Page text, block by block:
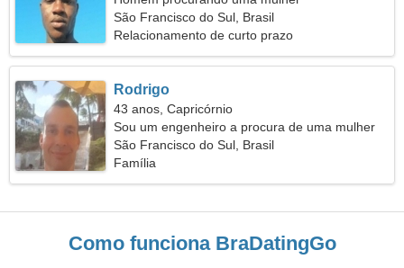
São Francisco do Sul, Brasil
Relacionamento de curto prazo
Rodrigo
43 anos, Capricórnio
Sou um engenheiro a procura de uma mulher
atraente
São Francisco do Sul, Brasil
Família
Como funciona BraDatingGo